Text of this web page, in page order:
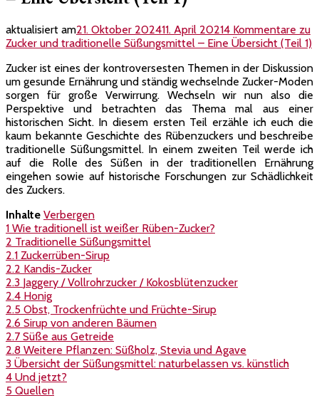
aktualisiert am21. Oktober 202411. April 20214 Kommentare zu
Zucker und traditionelle Süßungsmittel – Eine Übersicht (Teil 1)
Zucker ist eines der kontroversesten Themen in der Diskussion
um gesunde Ernährung und ständig wechselnde Zucker-Moden
sorgen für große Verwirrung. Wechseln wir nun also die
Perspektive und betrachten das Thema mal aus einer
historischen Sicht. In diesem ersten Teil erzähle ich euch die
kaum bekannte Geschichte des Rübenzuckers und beschreibe
traditionelle Süßungsmittel. In einem zweiten Teil werde ich
auf die Rolle des Süßen in der traditionellen Ernährung
eingehen sowie auf historische Forschungen zur Schädlichkeit
des Zuckers.
Inhalte Verbergen
1 Wie traditionell ist weißer Rüben-Zucker?
2 Traditionelle Süßungsmittel
2.1 Zuckerrüben-Sirup
2.2 Kandis-Zucker
2.3 Jaggery / Vollrohrzucker / Kokosblütenzucker
2.4 Honig
2.5 Obst, Trockenfrüchte und Früchte-Sirup
2.6 Sirup von anderen Bäumen
2.7 Süße aus Getreide
2.8 Weitere Pflanzen: Süßholz, Stevia und Agave
3 Übersicht der Süßungsmittel: naturbelassen vs. künstlich
4 Und jetzt?
5 Quellen